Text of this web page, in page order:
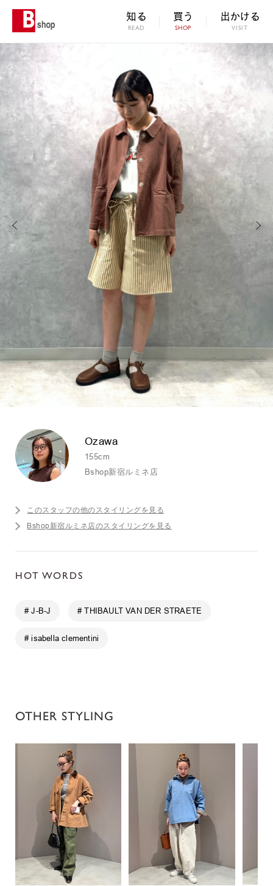
知る
READ
買う
SHOP
出かける
VISIT
Ozawa
155cm
Bshop新宿ルミネ店
このスタッフの他のスタイリングを見る
Bshop新宿ルミネ店のスタイリングを見る
HOT WORDS
# J-B-J # THIBAULT VAN DER STRAETE
# isabella clementini
OTHER STYLING